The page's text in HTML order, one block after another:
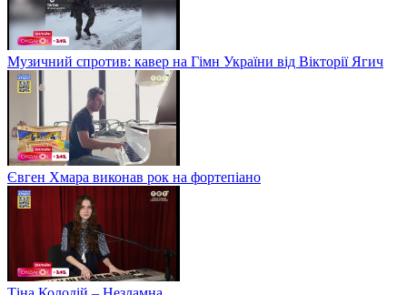
Музичний спротив: кавер на Гімн України від Вікторії Ягич
Євген Хмара виконав рок на фортепіано